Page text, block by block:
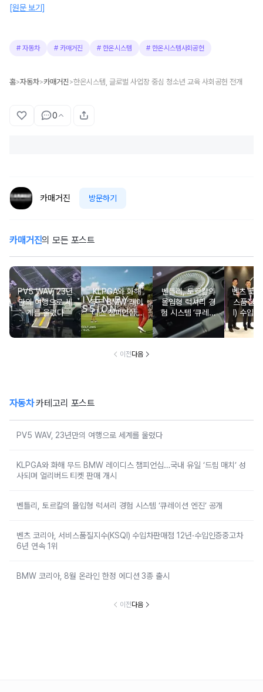
[원문 보기]
# 자동차 # 카매거진 #한온시스템 # 한온시스템사회공헌
홈>자동차>카매거진 >한온시스템, 글로벌 사업장 중심 청소년 교육 사회공헌 전개
0
카매거진 방문하기
카매거진의 모든 포스트
PV5 WAV, 23년
만의 여행으로 세
계를 울렸다
KLPGA와 화해
무드 BMW 레이
디스 챔피언십…
국내 유일 ‘드림
매치’ 성사되며 얼
개시
벤틀리, 토르칼의
몰입형 럭셔리 경
험 시스템 ‘큐레이
션 엔진’ 공개
벤츠 코
스품질
I) 수입
2년·수입
차 6년
이전다음
자동차카테고리 포스트
PV5 WAV, 23년만의 여행으로 세계를 울렸다
KLPGA와 화해 무드 BMW 레이디스 챔피언십…국내 유일 ‘드림 매치’ 성
사되며 얼리버드 티켓 판매 개시
벤틀리, 토르칼의 몰입형 럭셔리 경험 시스템 ‘큐레이션 엔진’ 공개
벤츠 코리아, 서비스품질지수(KSQI) 수입차판매점 12년·수입인증중고차
6년 연속 1위
BMW 코리아, 8월 온라인 한정 에디션 3종 출시
이전다음